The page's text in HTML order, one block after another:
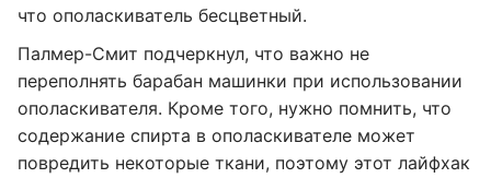
что ополаскиватель бесцветный.
Палмер-Смит подчеркнул, что важно не
переполнять барабан машинки при использовании
ополаскивателя. Кроме того, нужно помнить, что
содержание спирта в ополаскивателе может
повредить некоторые ткани, поэтому этот лайфхак